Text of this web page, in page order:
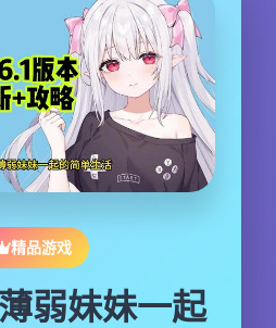
精品游戏
弱妹妹一起